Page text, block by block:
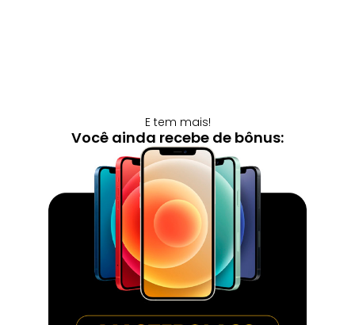
E tem mais!
Você ainda recebe de bônus: